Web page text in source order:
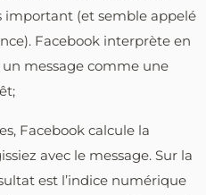
important (et semble appelé
Facebook interprète en
message comme une
Facebook calcule la
avec le message. Sur la
est l’indice numérique